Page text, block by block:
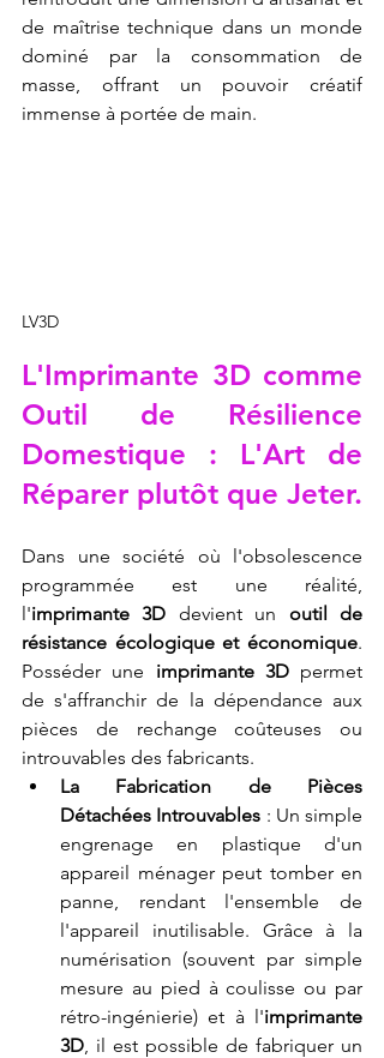
de maîtrise technique dans un monde
dominé par la consommation de
masse, offrant un pouvoir créatif
immense à portée de main.
LV3D
L'Imprimante 3D comme
Outil de Résilience
Domestique : L'Art de
Réparer plutôt que Jeter.
Dans une société où l'obsolescence
programmée est une réalité,
l'imprimante 3D devient un outil de
résistance écologique et économique.
Posséder une imprimante 3D permet
de s'affranchir de la dépendance aux
pièces de rechange coûteuses ou
introuvables des fabricants.
La Fabrication de Pièces
Détachées Introuvables : Un simple
engrenage en plastique d'un
appareil ménager peut tomber en
panne, rendant l'ensemble de
l'appareil inutilisable. Grâce à la
numérisation (souvent par simple
mesure au pied à coulisse ou par
rétro-ingénierie) et à l'imprimante
3D, il est possible de fabriquer un